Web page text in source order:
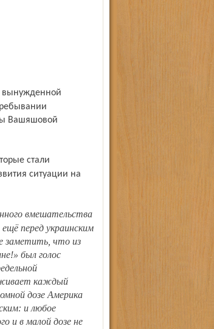
Вашяшовой
ситуации на
перед украинским
заметить, что из
был голос
каждый
дозе Америка
и любое
и в малой дозе не